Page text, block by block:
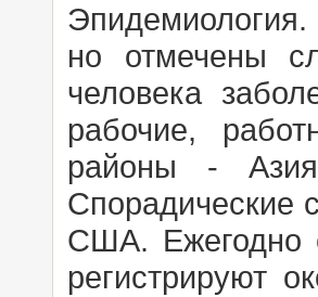
но отмечены
человека
рабочие,
районы -
Спорадические
США. Ежегодно
регистрируют